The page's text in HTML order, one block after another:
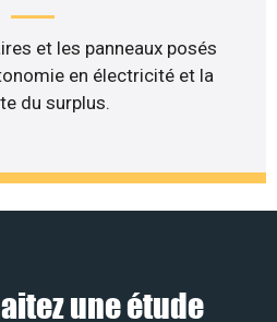
et les panneaux posés
en électricité et la
du surplus.
une étude